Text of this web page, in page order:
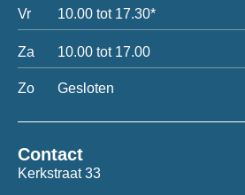
Vr 10.00 tot 17.30*
Za 10.00 tot 17.00
Zo Gesloten
Contact
Kerkstraat 33